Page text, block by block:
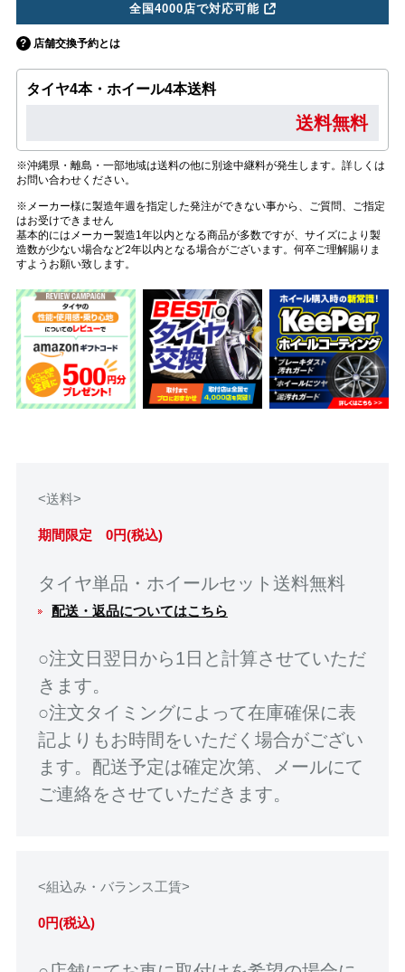
全国4000店で対応可能
店舗交換予約とは
タイヤ4本・ホイール4本送料
送料無料
※沖縄県・離島・一部地域は送料の他に別途中継料が発生します。詳しくは
お問い合わせください。
※メーカー様に製造年週を指定した発注ができない事から、ご質問、ご指定
はお受けできません
基本的にはメーカー製造1年以内となる商品が多数ですが、サイズにより製
造数が少ない場合など2年以内となる場合がございます。何卒ご理解賜りま
すようお願い致します。
<送料>
期間限定 0円(税込)
タイヤ単品・ホイールセット送料無料
配送・返品についてはこちら
○注文日翌日から1日と計算させていただ
きます。
○注文タイミングによって在庫確保に表
記よりもお時間をいただく場合がござい
ます。配送予定は確定次第、メールにて
ご連絡をさせていただきます。
<組込み・バランス工賃>
0円(税込)